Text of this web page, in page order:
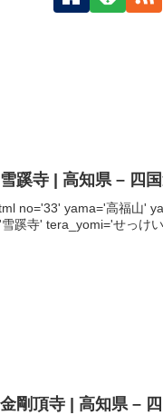
蹊寺 | 高知県 – 四
no='33' yama='高福山'
蹊寺' tera_yomi='せっけ
剛頂寺 | 高知県 –